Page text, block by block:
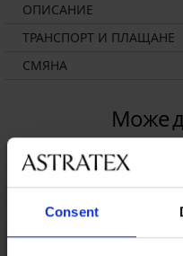
Consent
ОПИСАНИЕ
ТРАНСПОРТ И ПЛАЩАНЕ
СМЯНА
Може